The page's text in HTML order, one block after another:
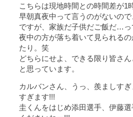
こちらは現地時間との時間差が1
早朝真夜中って言うのがないの
ですが、家族だ子供だご飯だ…
夜中の方が落ち着いて見られる
たり。笑
どちらにせよ、できる限り皆さ
と思っています。
カルバンさん、うっ、羨ましす
すぎます!!!
圭くんをはじめ添田選手、伊藤